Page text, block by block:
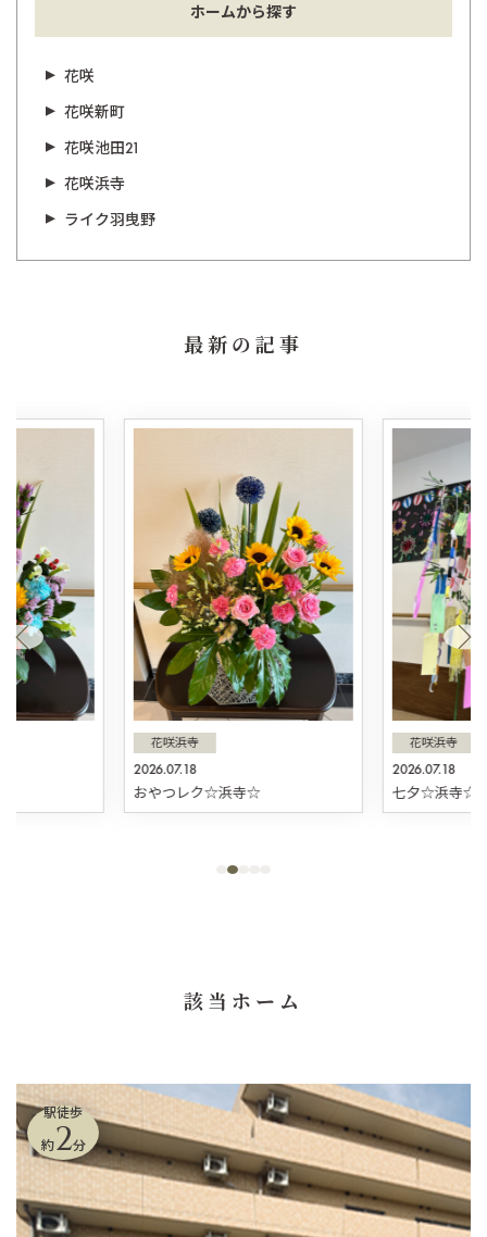
ホームから探す
花咲
花咲新町
花咲池田21
花咲浜寺
ライク羽曳野
最新の記事
2026.07.18
花咲浜寺
おやつレク☆浜寺☆
2026.07.18
花咲浜寺
七夕☆浜寺☆
該当ホーム
駅徒歩
約2分